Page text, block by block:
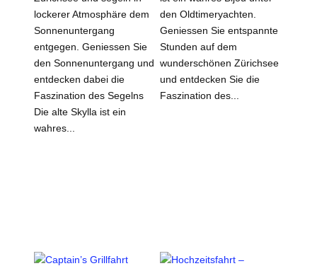
lockerer Atmosphäre dem
Sonnenuntergang
entgegen. Geniessen Sie
den Sonnenuntergang und
entdecken dabei die
Faszination des Segelns
Die alte Skylla ist ein
wahres...
den Oldtimeryachten.
Geniessen Sie entspannte
Stunden auf dem
wunderschönen Zürichsee
und entdecken Sie die
Faszination des...